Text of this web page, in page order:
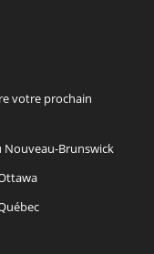
votre prochain
Nouveau-Brunswick